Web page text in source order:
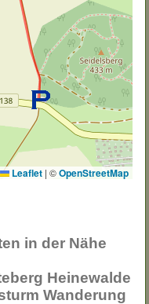
Leaflet | ©OpenStreetMap
in der Nähe
Heinewalde
Wanderung